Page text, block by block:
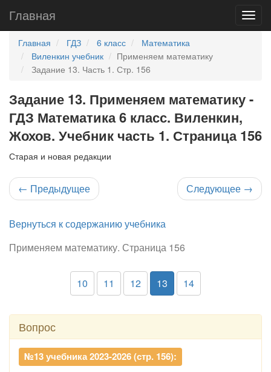
Главная
Главная ГДЗ 6 класс
Математика
Виленкин учебник
Применяем математику
Задание 13. Часть 1. Стр. 156
Задание 13. Применяем математику -
ГДЗ Математика 6 класс. Виленкин,
Жохов. Учебник часть 1. Страница 156
Старая и новая редакции
← Предыдущее Следующее →
Вернуться к содержанию учебника
Применяем математику. Страница 156
10 11 12 13 14
Вопрос
№13 учебника 2023-2026 (стр. 156):